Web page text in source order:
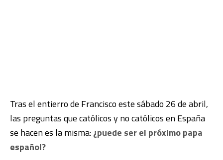
Tras el entierro de Francisco este sábado 26 de abril,
las preguntas que católicos y no católicos en España
se hacen es la misma:¿puede ser el próximo papa
español?